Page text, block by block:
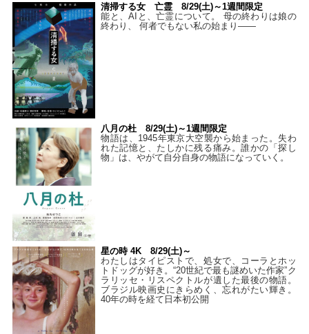
清掃する女 亡霊 8/29(土)～1週間限定
能と、AIと、亡霊について。 母の終わりは娘の
終わり、 何者でもない私の始まり――
八月の杜 8/29(土)～1週間限定
物語は、1945年東京大空襲から始まった。失わ
れた記憶と、たしかに残る痛み。誰かの「探し
物」は、やがて自分自身の物語になっていく。
星の時 4K 8/29(土)～
わたしはタイピストで、処⼥で、コーラとホッ
トドッグが好き。“20世紀で最も謎めいた作家”ク
ラリッセ・リスペクトルが遺した最後の物語。
ブラジル映画史にきらめく、忘れがたい輝き。
40年の時を経て⽇本初公開